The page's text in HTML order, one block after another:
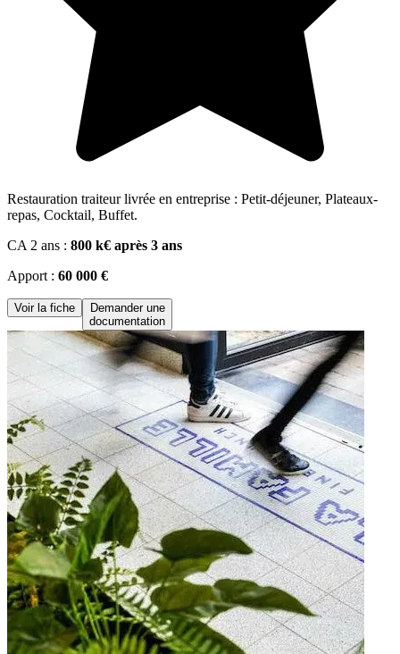
Restauration traiteur livrée en entreprise : Petit-déjeuner, Plateaux-
repas, Cocktail, Buffet.
CA 2 ans : 800 k€ après 3 ans
Apport : 60 000 €
Voir la fiche
Demander une
documentation